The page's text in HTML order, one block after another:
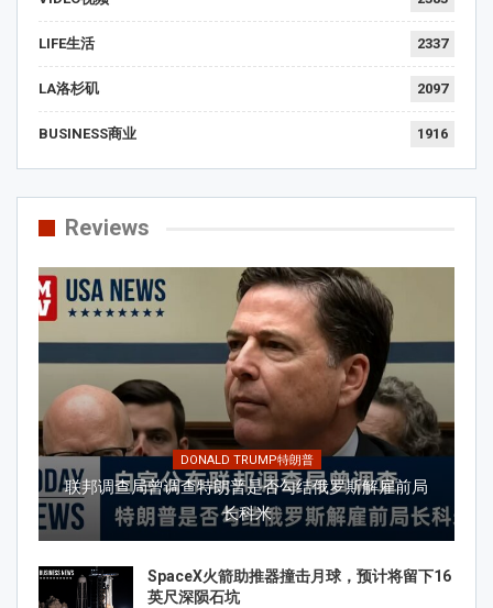
LIFE生活 2337
LA洛杉矶 2097
BUSINESS商业 1916
Reviews
DONALD TRUMP特朗普
联邦调查局曾调查特朗普是否勾结俄罗斯解雇前局
长科米
SpaceX火箭助推器撞击月球，预计将留下16
英尺深陨石坑